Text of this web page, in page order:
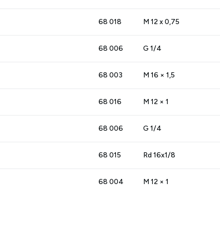
68 018 M 12 x 0,75
68 006 G 1/4
68 003 M 16 × 1,5
68 016 M 12 × 1
68 006 G 1/4
68 015 Rd 16x1/8
68 004 M 12 × 1